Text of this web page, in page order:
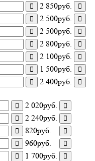
2 850руб.
2 500руб.
2 500руб.
2 800руб.
2 100руб.
1 500руб.
2 400руб.
2 020руб.
2 240руб.
820руб.
960руб.
1 700руб.